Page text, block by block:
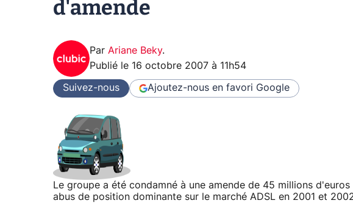
d'amende
Par Ariane Beky.
Publié le 16 octobre 2007 à 11h54
Suivez-nous Ajoutez-nous en favori Google
Le groupe a été condamné à une amende de 45 millions
abus de position dominante sur le marché ADSL en 2001 et